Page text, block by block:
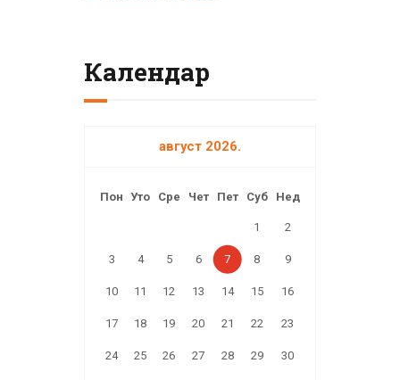
Календар
август 2026.
Пон Уто Сре Чет Пет Суб Нед
1 2
3 4 5 6 7 8 9
10 11 12 13 14 15 16
17 18 19 20 21 22 23
24 25 26 27 28 29 30